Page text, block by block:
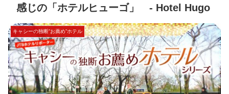
感じの「ホテルヒューゴ」 - Hotel Hugo
キャシーの独断”お薦め”ホテル